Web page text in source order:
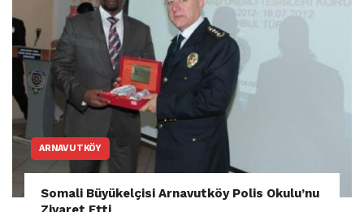
ARNAVUTKÖY
Somali Büyükelçisi Arnavutköy Polis Okulu’nu